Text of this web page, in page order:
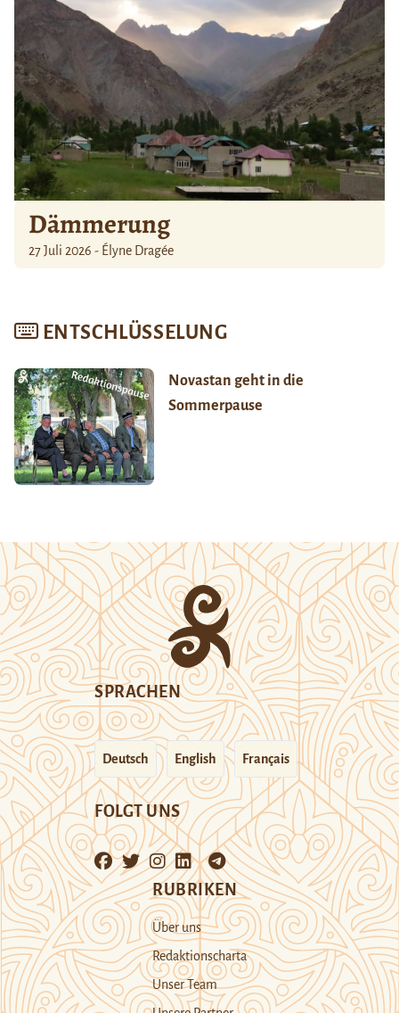
Dämmerung
27 Juli 2026 - Élyne Dragée
ENTSCHLÜSSELUNG
Novastan geht in die
Sommerpause
SPRACHEN
Deutsch English Français
FOLGT UNS
RUBRIKEN
Über uns
Redaktionscharta
Unser Team